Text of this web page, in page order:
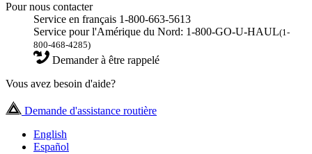
Pour nous contacter
Service en français 1-800-663-5613
Service pour l'Amérique du Nord: 1-800-GO-U-HAUL(1-
800-468-4285)
Demander à être rappelé
Vous avez besoin d'aide?
Demande d'assistance routière
English
Español